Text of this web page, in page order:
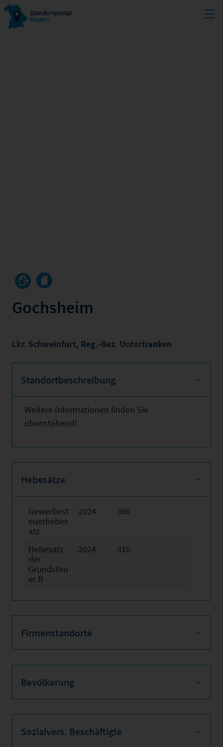
Gochsheim
Lkr. Schweinfurt, Reg.-Bez. Unterfranken
Standortbeschreibung
Weitere Informationen finden Sie
obenstehend!
Hebesätze
Gewerbest
euerhebes
atz
2024 360
Hebesatz
der
Grundsteu
er B
2024 310
Firmenstandorte
Bevölkerung
Sozialvers. Beschäftigte